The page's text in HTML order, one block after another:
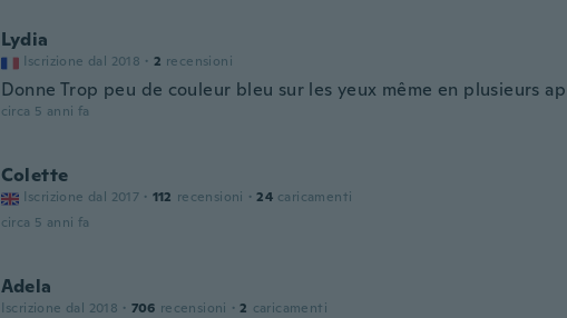
Lydia
Iscrizione dal 2018 · 2 recensioni
Donne Trop peu de couleur bleu sur les yeux même en plusieurs
circa 5 anni fa
Colette
Iscrizione dal 2017 · 112 recensioni · 24 caricamenti
circa 5 anni fa
Adela
Iscrizione dal 2018 · 706 recensioni · 2 caricamenti